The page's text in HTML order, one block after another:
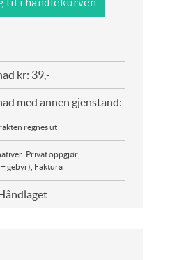
kr: 39,-
med annen gjenstand:
regnes ut
Privat oppgjør,
gebyr), Faktura